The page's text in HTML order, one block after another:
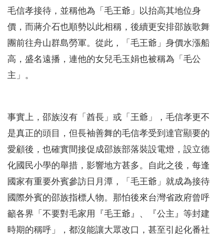
毛信孝接待，並稱他為「毛王爺」以抬高其地位身
價，而蔣介石也順勢以此相稱，後續更安排邵族歌舞
團前往舟山群島勞軍。從此，「毛王爺」身價水漲船
高，盛名遠播，連他的女兒毛玉娟也被稱為「毛公
主」。
事實上，邵族沒有「酋長」或「王爺」，毛信孝更不
是真正的頭目，但長袖善舞的毛信孝受到達官顯要的
愛顧後，也確實間接促成邵族部落裝設電燈，設立德
化國民小學的舉措，影響地方甚多。自此之後，每逢
國家有重要外賓參訪日月潭，「毛王爺」就成為接待
國際外賓的邵族指標人物。那怕後來台灣省政府曾呼
籲各界「不要對毛家用『毛王爺』、『公主』等封建
時期的稱呼」，都沒能讓大眾改口，甚至引起化番社